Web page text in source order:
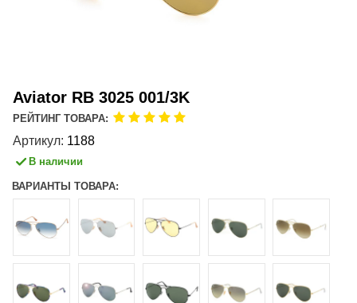
Aviator RB 3025 001/3K
РЕЙТИНГ ТОВАРА:
Артикул: 1188
В наличии
ВАРИАНТЫ ТОВАРА: